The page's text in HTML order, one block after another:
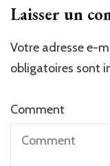
Laisser un
Votre adresse e-
obligatoires sont
Comment